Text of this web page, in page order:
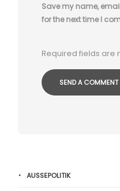
Save my name,
for the next time I
Required fields are
AUSSEPOLITIK